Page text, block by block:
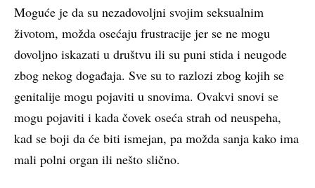
Moguće je da su nezadovoljni svojim seksualnim
životom, možda osećaju frustracije jer se ne mogu
dovoljno iskazati u društvu ili su puni stida i neugode
zbog nekog događaja. Sve su to razlozi zbog kojih se
genitalije mogu pojaviti u snovima. Ovakvi snovi se
mogu pojaviti i kada čovek oseća strah od neuspeha,
kad se boji da će biti ismejan, pa možda sanja kako ima
mali polni organ ili nešto slično.